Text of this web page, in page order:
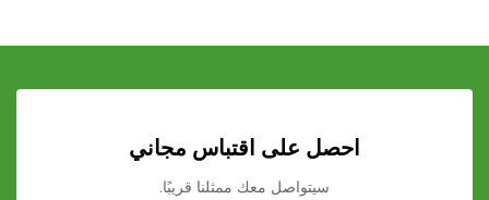
احصل على اقتباس مجاني
سيتواصل معك ممثلنا قريبًا.